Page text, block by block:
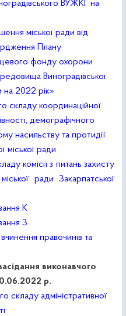
ВУЖКГ на
міської ради від
Плану
фонду охорони
Виноградівської
на 2022 рік»
складу координаційної
демографічного
насильству та протидії
міської ради
комісії з питань захисту
ради Закарпатської
К
З
правочинів та
виконавчого
р.
адміністративної